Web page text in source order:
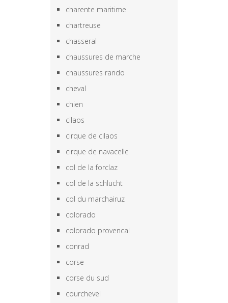
charente maritime
chartreuse
chasseral
chaussures de marche
chaussures rando
cheval
chien
cilaos
cirque de cilaos
cirque de navacelle
col de la forclaz
col de la schlucht
col du marchairuz
colorado
colorado provencal
conrad
corse
corse du sud
courchevel